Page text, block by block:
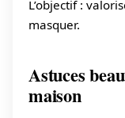
L’objectif :
masquer.
Astuces
maison